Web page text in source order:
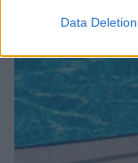
Data Deletion